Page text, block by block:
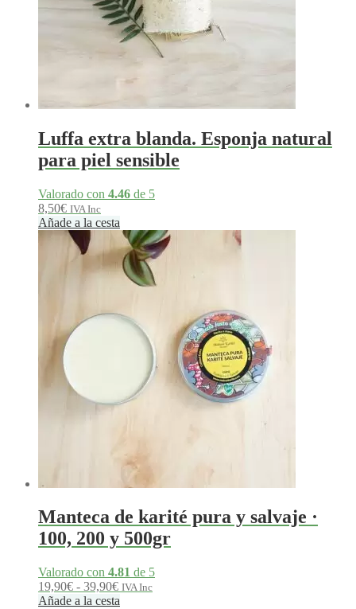
Luffa extra blanda. Esponja natural
para piel sensible
Valorado con 4.46 de 5
8,50€ IVA Inc
Añade a la cesta
Manteca de karité pura y salvaje ·
100, 200 y 500gr
Valorado con 4.81 de 5
19,90€ - 39,90€Rango
de
IVA Inc
Añade a la cesta